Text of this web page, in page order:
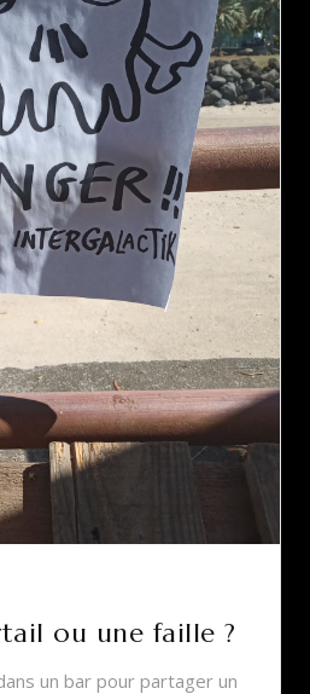
ou une faille ?
un bar pour partager un